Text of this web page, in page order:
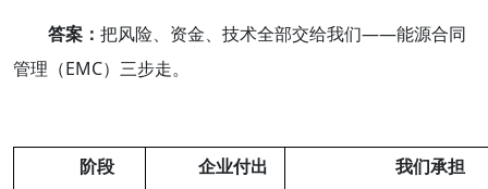
答案： 把风险、资金、技术全部交给我们——能源合同
管理（EMC）三步走。
阶段 企业付出 我们承担